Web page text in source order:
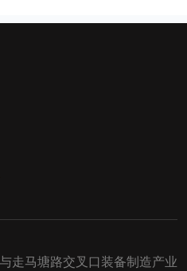
走马塘路交叉口装备制造产业